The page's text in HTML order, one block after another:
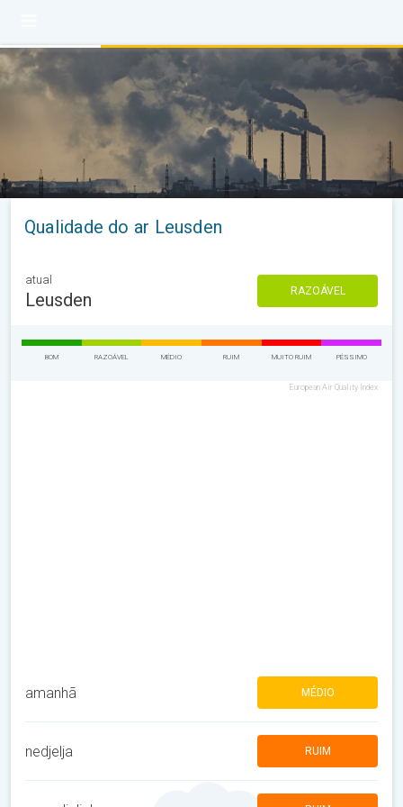
Qualidade do ar Leusden
atual
Leusden RAZOÁVEL
BOM RAZOÁVEL MÉDIO RUIM MUITO RUIM PÉSSIMO
European Air Quality Index
amanhã MÉDIO
nedjelja RUIM